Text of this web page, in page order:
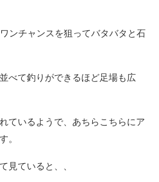
ンチャンスを狙ってバタバタと石
べて釣りができるほど足場も広
ているようで、あちらこちらにア
。
見ていると、、